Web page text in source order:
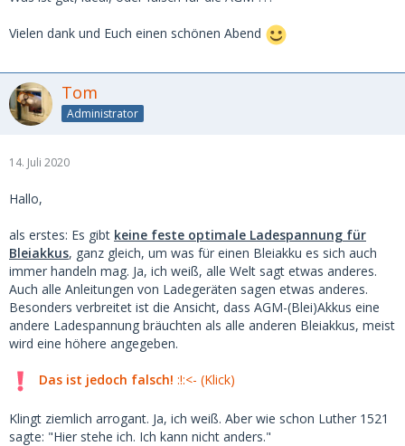
Vielen dank und Euch einen schönen Abend
Tom
Administrator
14. Juli 2020
Hallo,
als erstes: Es gibt keine feste optimale Ladespannung für
Bleiakkus, ganz gleich, um was für einen Bleiakku es sich auch
immer handeln mag. Ja, ich weiß, alle Welt sagt etwas anderes.
Auch alle Anleitungen von Ladegeräten sagen etwas anderes.
Besonders verbreitet ist die Ansicht, dass AGM-(Blei)Akkus eine
andere Ladespannung bräuchten als alle anderen Bleiakkus, meist
wird eine höhere angegeben.
Das ist jedoch falsch! :!:<- (Klick)
Klingt ziemlich arrogant. Ja, ich weiß. Aber wie schon Luther 1521
sagte: "Hier stehe ich. Ich kann nicht anders."